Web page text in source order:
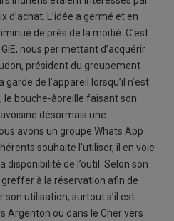
d’achat. L’idée a germé et en
de près de la moitié. C’est
nous per mettant d’acquérir
président du groupement
de l’appareil lorsqu’il n’est
le bouche-àoreille faisant son
désormais une
avons un groupe Whats App
souhaite l’utiliser, il en voie
disponibilité de l’outil. Selon son
à la réservation afin de
utilisation, surtout s’il est
Argenton ou dans le Cher vers